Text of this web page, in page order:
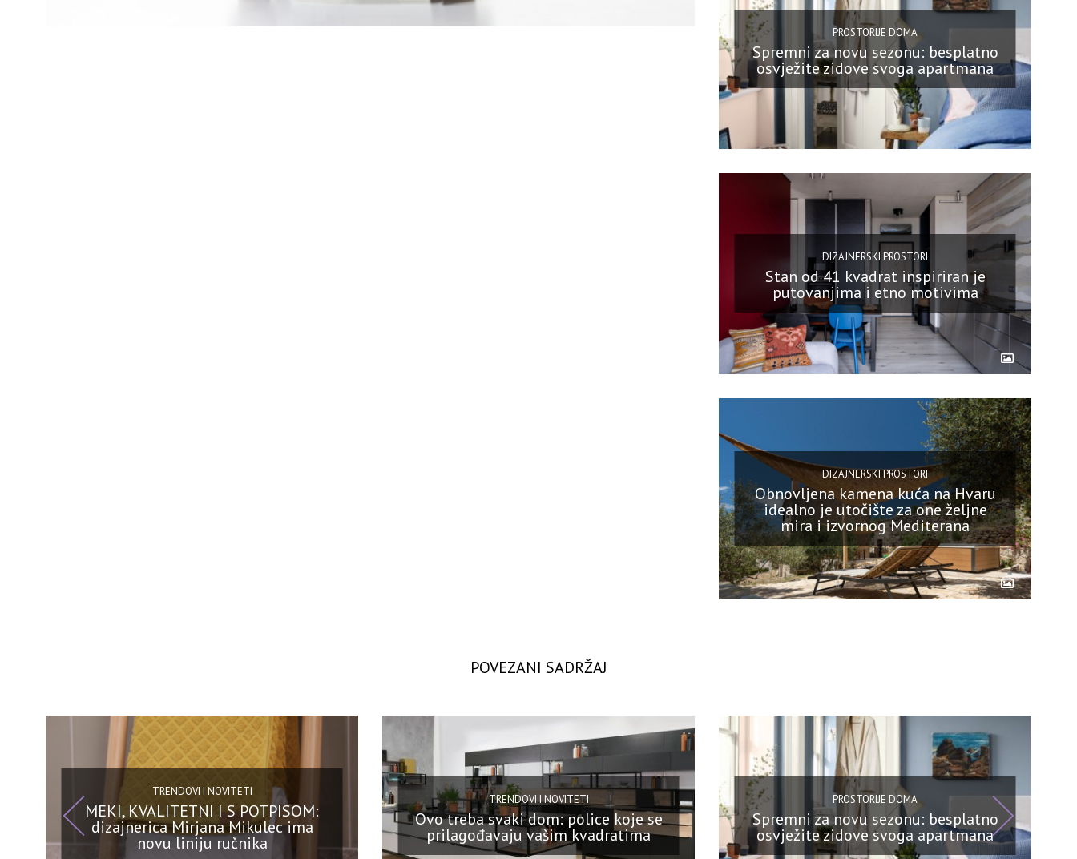
PROSTORIJE DOMA
Spremni za novu sezonu: besplatno
osvježite zidove svoga apartmana
DIZAJNERSKI PROSTORI
Stan od 41 kvadrat inspiriran je
putovanjima i etno motivima
DIZAJNERSKI PROSTORI
Obnovljena kamena kuća na Hvaru
idealno je utočište za one željne
mira i izvornog Mediterana
POVEZANI SADRŽAJ
TRENDOVI I NOVITETI
MEKI, KVALITETNI I S POTPISOM:
dizajnerica Mirjana Mikulec ima
novu liniju ručnika
TRENDOVI I NOVITETI
Ovo treba svaki dom: police koje se
prilagođavaju vašim kvadratima
PROSTORIJE DOMA
Spremni za novu sezonu: besplatno
osvježite zidove svoga apartmana